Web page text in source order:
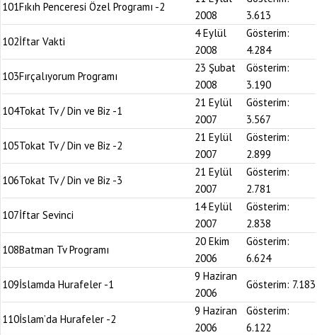
101Fıkıh Penceresi Özel Programı -2
2008
3.613
102İftar Vakti
4 Eylül
2008
Gösterim:
4.284
103Fırçalıyorum Programı
23 Şubat
2008
Gösterim:
3.190
104Tokat Tv / Din ve Biz -1
21 Eylül
2007
Gösterim:
3.567
105Tokat Tv / Din ve Biz -2
21 Eylül
2007
Gösterim:
2.899
106Tokat Tv / Din ve Biz -3
21 Eylül
2007
Gösterim:
2.781
107İftar Sevinci
14 Eylül
2007
Gösterim:
2.838
108Batman Tv Programı
20 Ekim
2006
Gösterim:
6.624
109İslamda Hurafeler -1
9 Haziran
2006
Gösterim: 7.183
110İslam’da Hurafeler -2
9 Haziran
2006
Gösterim:
6.122